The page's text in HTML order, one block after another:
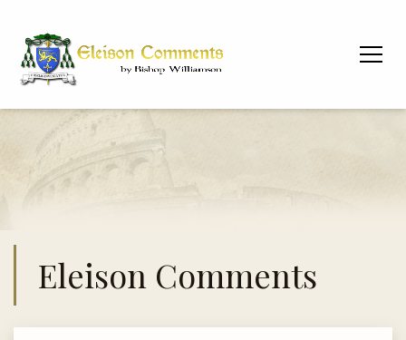
Eleison Comments